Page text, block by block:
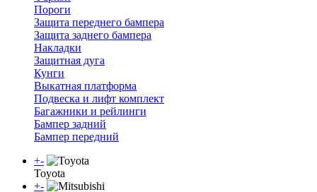
Пороги
Защита переднего бампера
Защита заднего бампера
Накладки
Защитная дуга
Кунги
Выкатная платформа
Подвеска и лифт комплект
Багажники и рейлинги
Бампер задний
Бампер передний
+-
Toyota
+-